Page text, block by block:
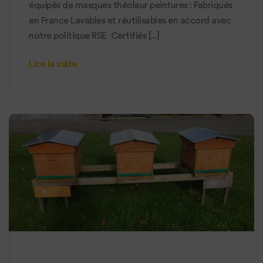
équipés de masques théolaur peintures : Fabriqués
en France Lavables et réutilisables en accord avec
notre politique RSE Certifiés [...]
Lire la suite